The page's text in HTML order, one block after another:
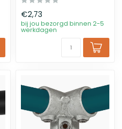
€2,73
bij jou bezorgd binnen 2-5
werkdagen